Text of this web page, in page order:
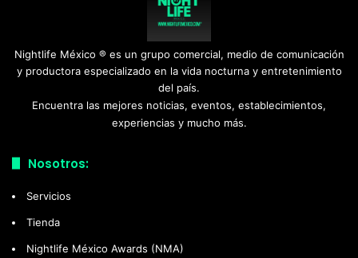
Nightlife México ® es un grupo comercial, medio de comunicación
y productora especializado en la vida nocturna y entretenimiento
del país.
Encuentra las mejores noticias, eventos, establecimientos,
experiencias y mucho más.
Nosotros:
Servicios
Tienda
Nightlife México Awards (NMA)